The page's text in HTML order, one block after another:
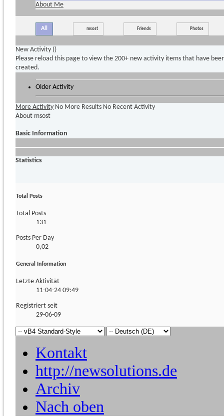
About Me
All msost Friends Photos
New Activity ()
Please reload this page to view the 200+ new activity items that have
created.
Older Activity
More Activity No More Results No Recent Activity
About msost
Basic Information
Statistics
Total Posts
Total Posts
131
Posts Per Day
0,02
General Information
Letzte Aktivität
11-04-24 09:49
Registriert seit
29-06-09
Kontakt
http://newsolutions.de
Archiv
Nach oben